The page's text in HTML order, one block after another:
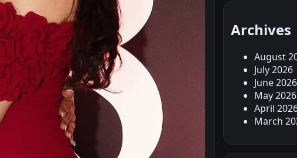
Archives
August
July 2026
June 2026
May 2026
April
March